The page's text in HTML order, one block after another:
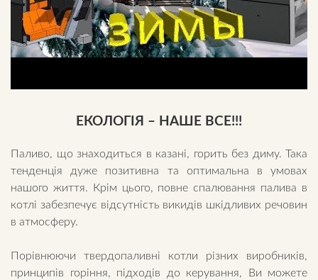
ЕКОЛОГІЯ – НАШЕ ВСЕ!!!
Паливо, що знаходиться в казані, горить без диму. Така
тенденція дуже позитивна та оптимальна в умовах
нашого життя. Крім цього, повне спалювання палива в
котлі забезпечує відсутність викидів шкідливих речовин
в атмосферу.
Порівнюючи твердопаливні котли різних виробників,
принципів горіння, підходів до керування, Ви можете